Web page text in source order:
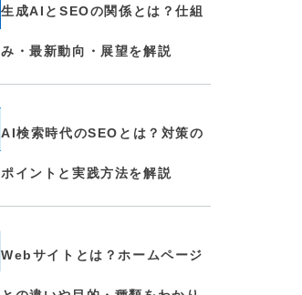
生成AIとSEOの関係とは？仕組
み・最新動向・展望を解説
AI検索時代のSEOとは？対策の
ポイントと実践方法を解説
Webサイトとは？ホームページ